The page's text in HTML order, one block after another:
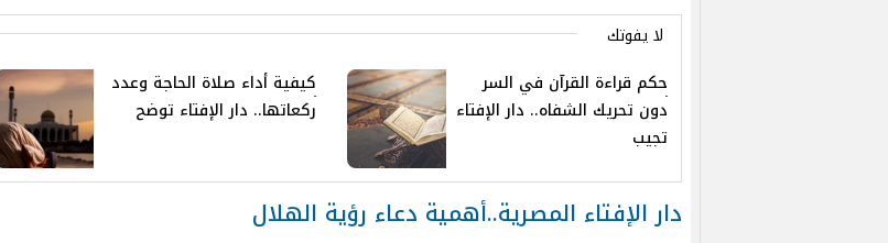
لا يفوتك
حكم قراءة القرآن في السر
دون تحريك الشفاه.. دار الإفتاء
تجيب
كيفية أداء صلاة الحاجة وعدد
ركعاتها.. دار الإفتاء توضح
دار الإفتاء المصرية..أهمية دعاء رؤية الهلال